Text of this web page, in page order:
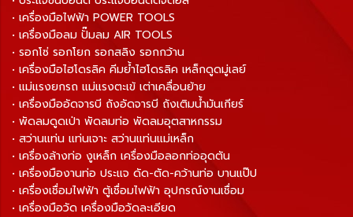
• เครื่องมือไฟฟ้า POWER TOOLS
• เครื่องมือลม ปั๊มลม AIR TOOLS
• รอกโซ่ รอกโยก รอกสลิง รอกกว้าน
• เครื่องมือไฮโดรลิค คีมย้ำไฮโดรลิค เหล็กดูดมู่เลย์
• แม่แรงยกรถ แม่แรงตะเข้ เต่าเคลื่อนย้าย
• เครื่องมืออัดจารบี ถังอัดจารบี ถังเติมน้ำมันเกียร์
• พัดลมดูดเป่า พัดลมท่อ พัดลมอุตสาหกรรม
• สว่านแท่น แท่นเจาะ สว่านแท่นแม่เหล็ก
• เครื่องล้างท่อ งูเหล็ก เครื่องมือลอกท่ออุดตัน
• เครื่องมืองานท่อ ประแจ ดัด-ตัด-คว้านท่อ บานแป๊ป
• เครื่องเชื่อมไฟฟ้า ตู้เชื่อมไฟฟ้า อุปกรณ์งานเชื่อม
• เครื่องมือวัด เครื่องมือวัดละเอียด